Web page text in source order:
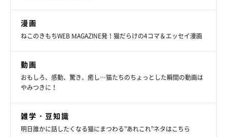
漫画
ねこのきもちWEB MAGAZINE発！猫だらけの4コマ＆エッセイ漫画
動画
おもしろ、感動、驚き、癒し…猫たちのちょっとした瞬間の動画は
やみつきに！
雑学・豆知識
明日誰かに話したくなる猫にまつわる”あれこれ”ネタはこちら